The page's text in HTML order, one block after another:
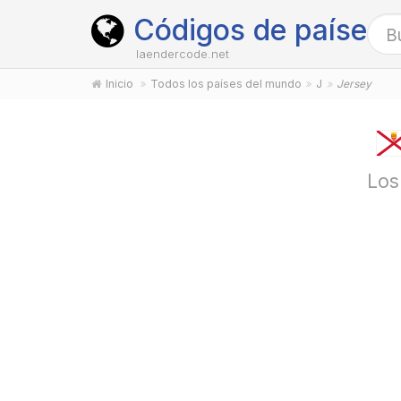
Códigos de países
laendercode.net
Inicio Todos los países del mundo J Jersey